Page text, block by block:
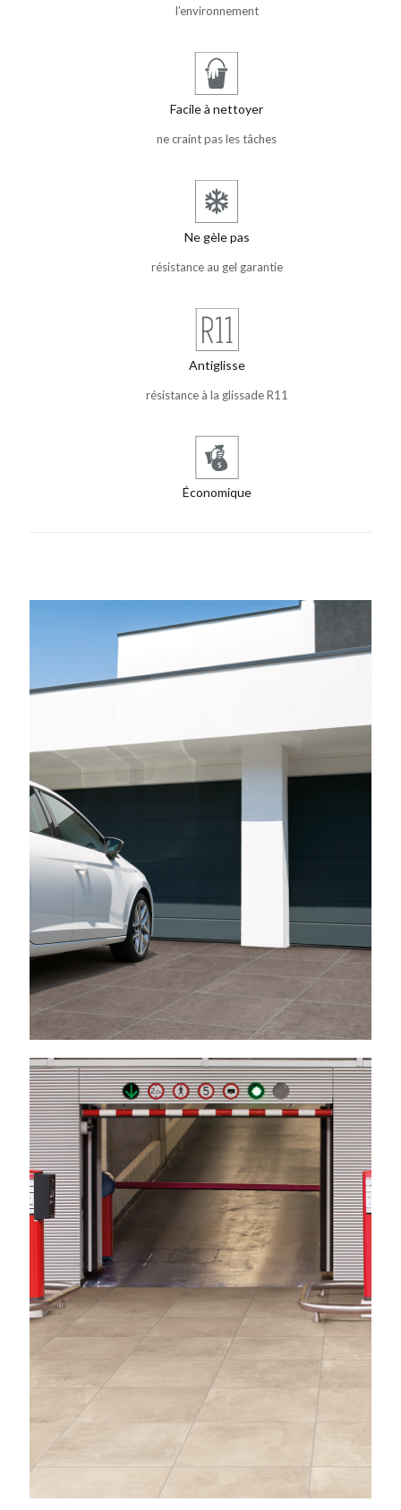
l’environnement
Facile à nettoyer
ne craint pas les tâches
Ne gèle pas
résistance au gel garantie
Antiglisse
résistance à la glissade R11
Économique